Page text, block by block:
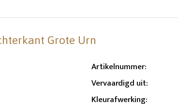
Grote Urn
Artikelnummer:
Vervaardigd uit:
Kleurafwerking: